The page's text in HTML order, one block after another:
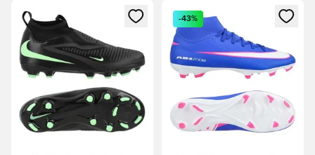
Otvorí modál na prihlásenie alebo registráciu ako člen
Otvorí modál na prihlásenie
-43%